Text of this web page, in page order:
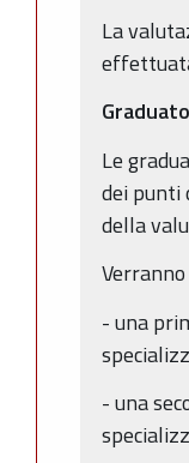
La
Le
dei punti
della
- una
- una